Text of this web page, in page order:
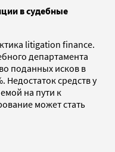
в судебные
litigation finance.
департамента
поданных исков в
Недостаток средств у
на пути к
может стать